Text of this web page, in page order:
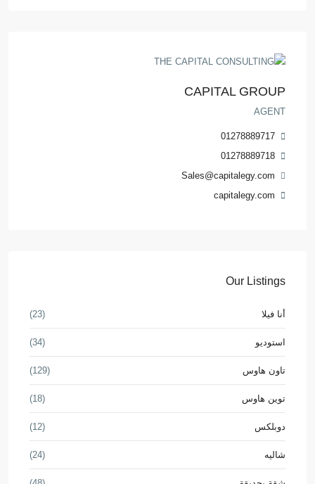
CAPITAL GROUP
AGENT
01278889717
01278889718
Sales@capitalegy.com
capitalegy.com
Our Listings
أنا فيلا (23)
استوديو (34)
تاون هاوس (129)
توين هاوس (18)
دوبلكس (12)
شاليه (24)